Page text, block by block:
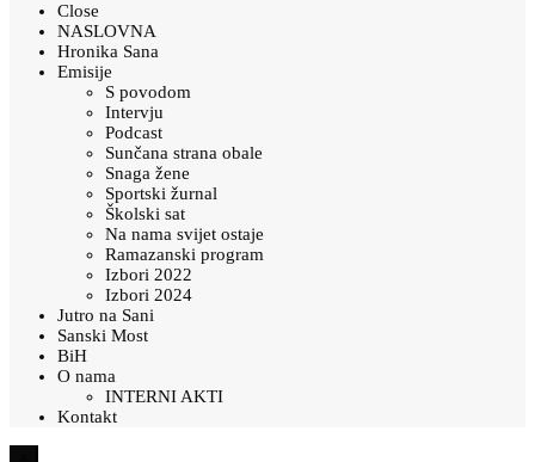
Close
NASLOVNA
Hronika Sana
Emisije
S povodom
Intervju
Podcast
Sunčana strana obale
Snaga žene
Sportski žurnal
Školski sat
Na nama svijet ostaje
Ramazanski program
Izbori 2022
Izbori 2024
Jutro na Sani
Sanski Most
BiH
O nama
INTERNI AKTI
Kontakt